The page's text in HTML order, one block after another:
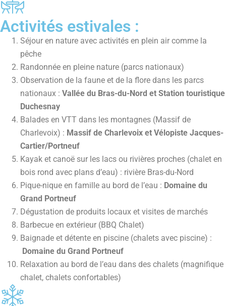
Activités estivales :
Séjour en nature avec activités en plein air comme la
pêche
Randonnée en pleine nature (parcs nationaux)
Observation de la faune et de la flore dans les parcs
nationaux : Vallée du Bras-du-Nord et Station touristique
Duchesnay
Balades en VTT dans les montagnes (Massif de
Charlevoix) : Massif de Charlevoix et Vélopiste Jacques-
Cartier/Portneuf
Kayak et canoë sur les lacs ou rivières proches (chalet en
bois rond avec plans d’eau) : rivière Bras-du-Nord
Pique-nique en famille au bord de l’eau : Domaine du
Grand Portneuf
Dégustation de produits locaux et visites de marchés
Barbecue en extérieur (BBQ Chalet)
Baignade et détente en piscine (chalets avec piscine) :
Domaine du Grand Portneuf
Relaxation au bord de l’eau dans des chalets (magnifique
chalet, chalets confortables)